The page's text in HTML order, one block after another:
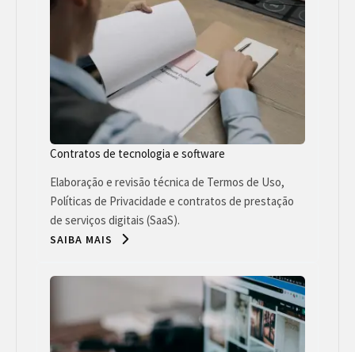
Contratos de tecnologia e software
Elaboração e revisão técnica de Termos de Uso,
Políticas de Privacidade e contratos de prestação
de serviços digitais (SaaS).
SAIBA MAIS